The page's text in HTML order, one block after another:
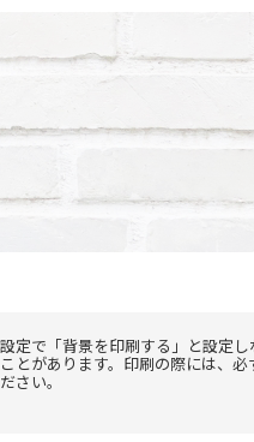
定で「背景を印刷する」と設定
とがあります。印刷の際には、
さい。